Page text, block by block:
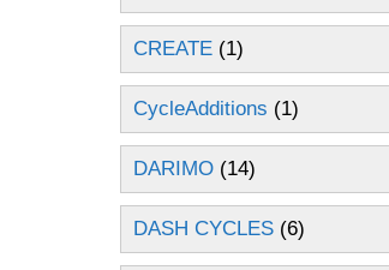
CREATE (1)
CycleAdditions (1)
DARIMO (14)
DASH CYCLES (6)